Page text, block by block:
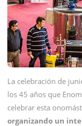
La celebración de
los 45 años que
celebrar esta
organizando un